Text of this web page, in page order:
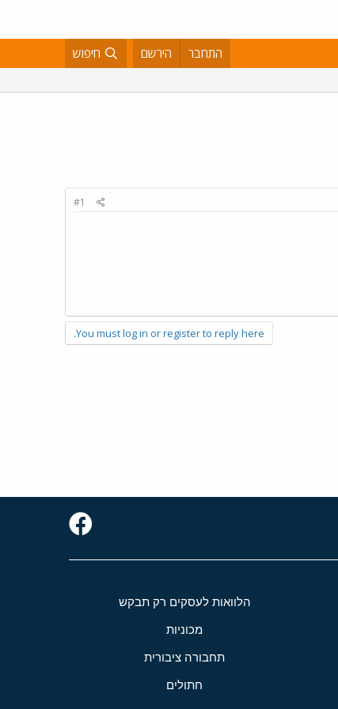
התחבר הירשם חיפוש
#1
You must log in or register to reply here.
הלוואות לעסקים רק תבקש
מכוניות
תחבורה ציבורית
חתולים